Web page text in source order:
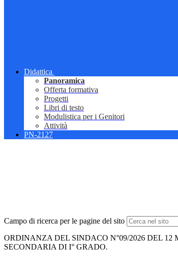
Didattica
Panoramica
Offerta formativa
Progetti
Libri di testo
Modulistica per i Genitori
Attività
PN-2127
Campo di ricerca per le pagine del sito
ORDINANZA DEL SINDACO N°09/2026 DEL 12
SECONDARIA DI I° GRADO.